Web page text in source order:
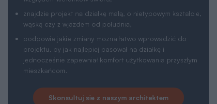
znajdzie projekt na działkę małą, o nietypowym kształcie,
wąską czy z wjazdem od południa,
podpowie jakie zmiany można łatwo wprowadzić do
projektu, by jak najlepiej pasował na działkę i
jednocześnie zapewniał komfort użytkowania przyszłym
mieszkańcom.
Skonsultuj sie z naszym architektem